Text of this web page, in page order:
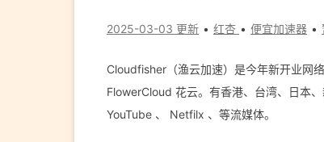
2025-03-03 更新 红杏 便宜加速器
Cloudfisher（渔云加速）是今年新开业网
FlowerCloud 花云。有香港、台湾、日本
YouTube 、 Netfilx 、等流媒体。